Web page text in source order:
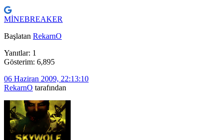
MİNEBREAKER
Başlatan RekarnO
Yanıtlar: 1
Gösterim: 6,895
06 Haziran 2009, 22:13:10
RekarnO tarafından